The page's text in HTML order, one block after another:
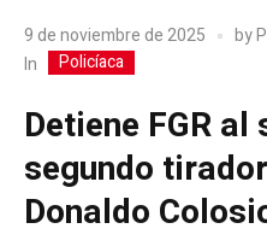
9 de noviembre de 2025 by
In
Policíaca
Detiene FGR al
segundo
Donaldo